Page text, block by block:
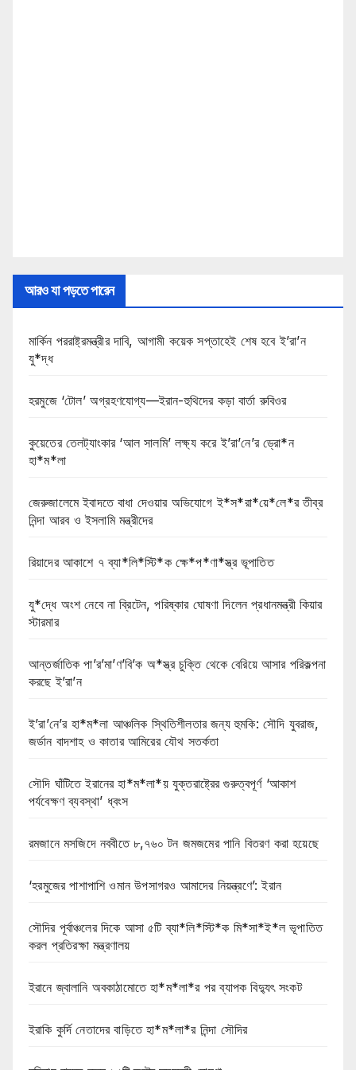
আরও যা পড়তে পারেন
মার্কিন পররাষ্ট্রমন্ত্রীর দাবি, আগামী কয়েক সপ্তাহেই শেষ হবে ই’রা’ন
যু*দ্ধ
হরমুজে ‘টোল’ অগ্রহণযোগ্য—ইরান-হুথিদের কড়া বার্তা রুবিওর
কুয়েতের তেলট্যাংকার ‘আল সালমি’ লক্ষ্য করে ই’রা’নে’র ড্রো*ন
হা*ম*লা
জেরুজালেমে ইবাদতে বাধা দেওয়ার অভিযোগে ই*স*রা*য়ে*লে*র তীব্র
নিন্দা আরব ও ইসলামি মন্ত্রীদের
রিয়াদের আকাশে ৭ ব্যা*লি*স্টি*ক ক্ষে*প*ণা*স্ত্র ভূপাতিত
যু*দ্ধে অংশ নেবে না ব্রিটেন, পরিষ্কার ঘোষণা দিলেন প্রধানমন্ত্রী কিয়ার
স্টারমার
আন্তর্জাতিক পা’র’মা’ণ’বি’ক অ*স্ত্র চুক্তি থেকে বেরিয়ে আসার পরিকল্পনা
করছে ই’রা’ন
ই’রা’নে’র হা*ম*লা আঞ্চলিক স্থিতিশীলতার জন্য হুমকি: সৌদি যুবরাজ,
জর্ডান বাদশাহ ও কাতার আমিরের যৌথ সতর্কতা
সৌদি ঘাঁটিতে ইরানের হা*ম*লা*য় যুক্তরাষ্ট্রের গুরুত্বপূর্ণ ‘আকাশ
পর্যবেক্ষণ ব্যবস্থা’ ধ্বংস
রমজানে মসজিদে নববীতে ৮,৭৬০ টন জমজমের পানি বিতরণ করা হয়েছে
‘হরমুজের পাশাপাশি ওমান উপসাগরও আমাদের নিয়ন্ত্রণে’: ইরান
সৌদির পূর্বাঞ্চলের দিকে আসা ৫টি ব্যা*লি*স্টি*ক মি*সা*ই*ল ভূপাতিত
করল প্রতিরক্ষা মন্ত্রণালয়
ইরানে জ্বালানি অবকাঠামোতে হা*ম*লা*র পর ব্যাপক বিদ্যুৎ সংকট
ইরাকি কুর্দি নেতাদের বাড়িতে হা*ম*লা*র নিন্দা সৌদির